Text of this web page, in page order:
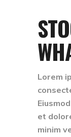
Lorem
et
minim